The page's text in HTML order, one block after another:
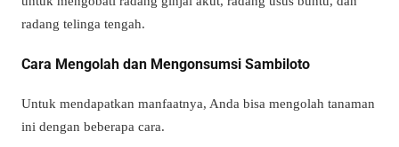
radang telinga tengah.
Cara Mengolah dan Mengonsumsi Sambiloto
Untuk mendapatkan manfaatnya, Anda bisa mengolah tanaman
ini dengan beberapa cara.